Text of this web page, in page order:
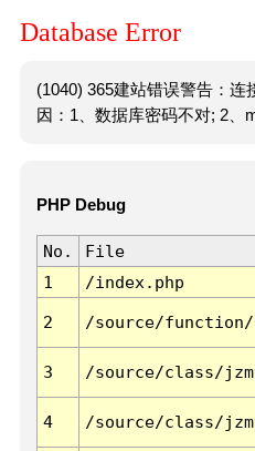
Database Error
(1040) 365建站错误警告：连
因：1、数据库密码不对; 2、
PHP Debug
No. File
1
/index.php
2 /source/function/
3 /source/class/
4 /source/class/